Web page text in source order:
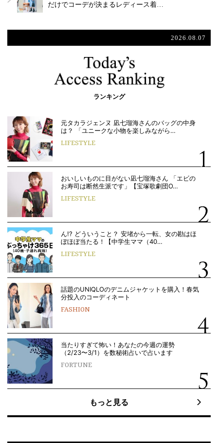
だけでコーデが決まるレディース着…
2026.08.07
ランキング
元タカラジェンヌ 凪七瑠海さんのバッグの中身
は？ 「ユニークな小物を楽しみながら…
LIFESTYLE
おいしいものに目がない凪七瑠海さん 「エビの
お寿司は断然生派です」【宝塚歌劇団O…
LIFESTYLE
ん!? どういうこと？ 安堵から一転、女の勘はほ
ぼほぼ当たる！【中学生ママ（40…
LIFESTYLE
話題のUNIQLOのデニムジャケットを購入！春気
分投入のコーディネート
FASHION
当たりすぎて怖い！あなたの今週の運勢
（2/23〜3/1）を数秘術占いで占います
FORTUNE
もっと見る